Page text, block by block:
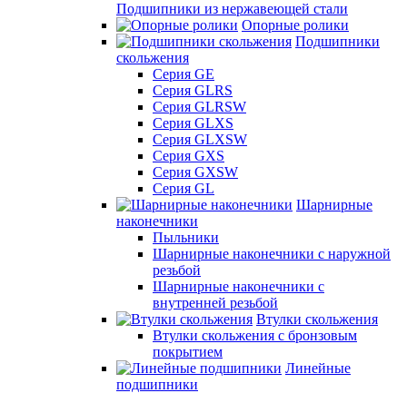
Подшипники из нержавеющей стали
Опорные ролики
Подшипники
скольжения
Серия GE
Серия GLRS
Серия GLRSW
Серия GLXS
Серия GLXSW
Серия GXS
Серия GXSW
Серия GL
Шарнирные
наконечники
Пыльники
Шарнирные наконечники с наружной
резьбой
Шарнирные наконечники с
внутренней резьбой
Втулки скольжения
Втулки скольжения с бронзовым
покрытием
Линейные
подшипники